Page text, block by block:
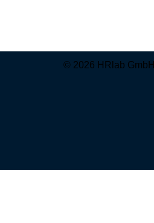
© 2026 HRlab GmbH